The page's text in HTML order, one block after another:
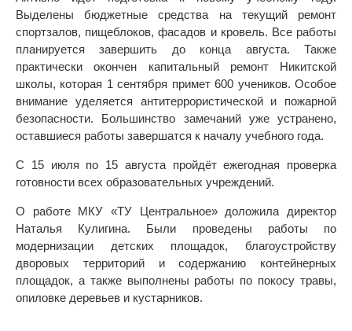
Выделены бюджетные средства на текущий ремонт
спортзалов, пищеблоков, фасадов и кровель. Все работы
планируется завершить до конца августа. Также
практически окончен капитальный ремонт Никитской
школы, которая 1 сентября примет 600 учеников. Особое
внимание уделяется антитеррористической и пожарной
безопасности. Большинство замечаний уже устранено,
оставшиеся работы завершатся к началу учебного года.
С 15 июля по 15 августа пройдёт ежегодная проверка
готовности всех образовательных учреждений.
О работе МКУ «ТУ Центральное» доложила директор
Наталья Кулигина. Были проведены работы по
модернизации детских площадок, благоустройству
дворовых территорий и содержанию контейнерных
площадок, а также выполнены работы по покосу травы,
опиловке деревьев и кустарников.